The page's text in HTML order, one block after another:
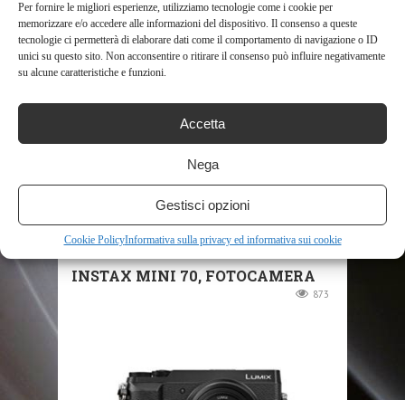
Per fornire le migliori esperienze, utilizziamo tecnologie come i cookie per
memorizzare e/o accedere alle informazioni del dispositivo. Il consenso a queste
tecnologie ci permetterà di elaborare dati come il comportamento di navigazione o ID
unici su questo sito. Non acconsentire o ritirare il consenso può influire negativamente
su alcune caratteristiche e funzioni.
Accetta
Nega
Gestisci opzioni
Cookie PolicyInformativa sulla privacy ed informativa sui cookie
RELATED POSTS
SHOP
INSTAX MINI 70, FOTOCAMERA
873